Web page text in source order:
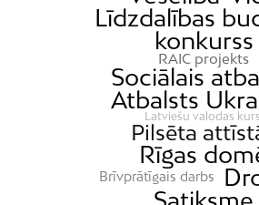
Līdzdalības
konkurss
RAIC projekts
Sociālais
Atbalsts
Latviešu valodas
Pilsēta
Rīgas
Brīvprātīgais darbs